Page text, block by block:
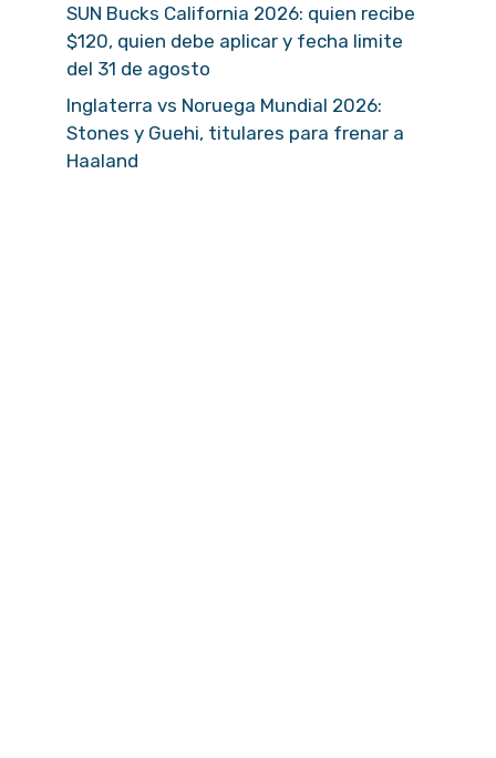
SUN Bucks California 2026: quien recibe
$120, quien debe aplicar y fecha limite
del 31 de agosto
Inglaterra vs Noruega Mundial 2026:
Stones y Guehi, titulares para frenar a
Haaland